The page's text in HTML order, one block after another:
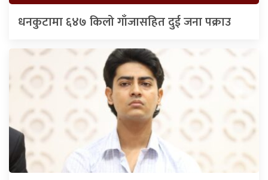
धनकुटामा ६४७ किलो गाँजासहित दुई जना पक्राउ